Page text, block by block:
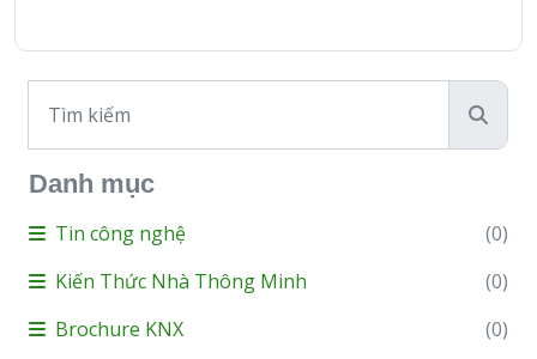
Danh mục
Tin công nghệ
(0)
Kiến Thức Nhà Thông Minh
(0)
Brochure KNX
(0)